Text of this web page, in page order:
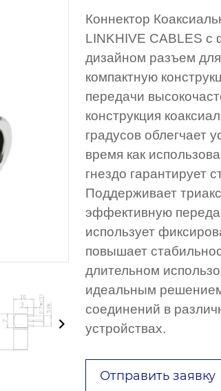
Коннектор
LINKHIVE CABLES
дизайном разъем
компактную
передачи
конструкция
градусов облегчает
время как
гнездо гарантирует
Поддерживает
эффективную
использует
повышает
длительном
идеальным
соединений в
устройствах.
Отправить заявку